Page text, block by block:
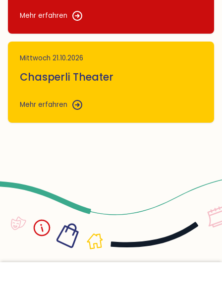
Mehr erfahren
Mittwoch 21.10.2026
Mehr erfahren